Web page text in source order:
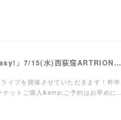
【LIVE】弾き語りワンマンライブ「Take it easy!」7/15(水)西荻窪ARTRIONにて開催！
イブを開催させていただきます！昨年
ットご購入&amp;ご予約はお早めに…